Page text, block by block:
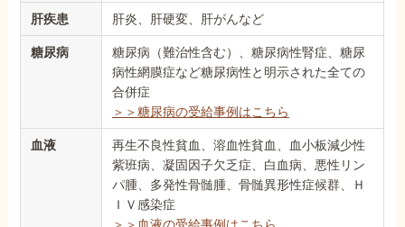
肝疾患 肝炎、肝硬変、肝がんなど
糖尿病
糖尿病（難治性含む）、糖尿病性腎症、糖尿
病性網膜症など糖尿病性と明示された全ての
合併症
＞＞糖尿病の受給事例はこちら
血液
再生不良性貧血、溶血性貧血、血小板減少性
紫班病、凝固因子欠乏症、白血病、悪性リン
パ腫、多発性骨髄腫、骨髄異形性症候群、Ｈ
ＩＶ感染症